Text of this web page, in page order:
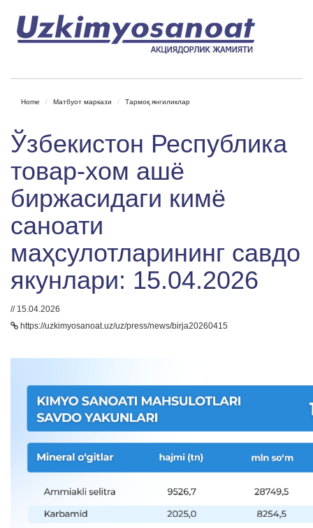
Home Матбуот маркази Тармоқ янгиликлар
Ўзбекистон Республика
товар-хом ашё
биржасидаги кимё
саноати
маҳсулотларининг савдо
якунлари: 15.04.2026
// 15.04.2026
https://uzkimyosanoat.uz/uz/press/news/birja20260415